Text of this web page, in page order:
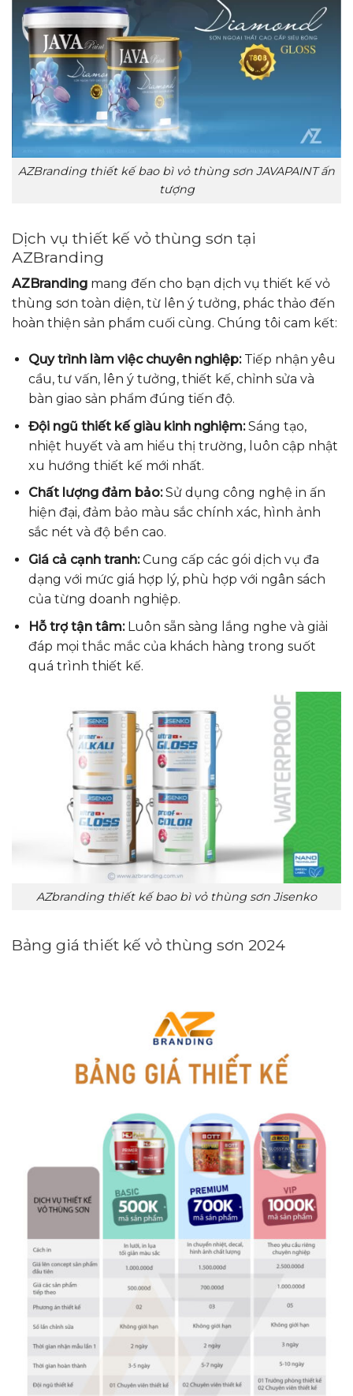
AZBranding thiết kế bao bì vỏ thùng sơn JAVAPAINT ấn
tượng
Dịch vụ thiết kế vỏ thùng sơn tại
AZBranding
AZBranding mang đến cho bạn dịch vụ thiết kế vỏ
thùng sơn toàn diện, từ lên ý tưởng, phác thảo đến
hoàn thiện sản phẩm cuối cùng. Chúng tôi cam kết:
Quy trình làm việc chuyên nghiệp:Tiếp nhận yêu
cầu, tư vấn, lên ý tưởng, thiết kế, chỉnh sửa và
bàn giao sản phẩm đúng tiến độ.
Đội ngũ thiết kế giàu kinh nghiệm:Sáng tạo,
nhiệt huyết và am hiểu thị trường, luôn cập nhật
xu hướng thiết kế mới nhất.
Chất lượng đảm bảo:Sử dụng công nghệ in ấn
hiện đại, đảm bảo màu sắc chính xác, hình ảnh
sắc nét và độ bền cao.
Giá cả cạnh tranh:Cung cấp các gói dịch vụ đa
dạng với mức giá hợp lý, phù hợp với ngân sách
của từng doanh nghiệp.
Hỗ trợ tận tâm:Luôn sẵn sàng lắng nghe và giải
đáp mọi thắc mắc của khách hàng trong suốt
quá trình thiết kế.
AZbranding thiết kế bao bì vỏ thùng sơn Jisenko
Bảng giá thiết kế vỏ thùng sơn 2024